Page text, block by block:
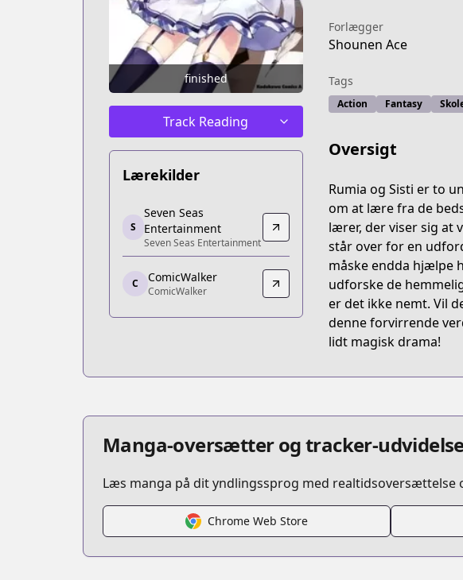
finished
Track Reading
Lærekilder
Seven Seas Entertainment
Seven Seas Entertainment
https://sevenseasentertainment.com/series/akashic-
ComicWalker
https://comic-walker.com/contents/detail/
S
Seven Seas
Entertainment
Seven Seas Entertainment
C ComicWalker
ComicWalker
Forlægger
Shounen Ace
Tags
Action Fantasy
Oversigt
Rumia og Sisti er to
om at lære fra de
lærer, der viser sig at
står over for en
måske endda hjælpe
udforske de
er det ikke nemt. Vil
denne forvirrende
lidt magisk drama!
Manga-oversætter og tracker-
Læs manga på dit yndlingssprog med
Chrome Web Store